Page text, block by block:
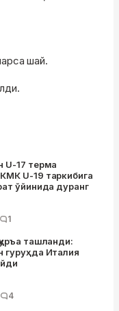
шай.
U-17 терма
U-19 таркибига
ўйинида дуранг
1
ташланди:
гуруҳда Италия
4